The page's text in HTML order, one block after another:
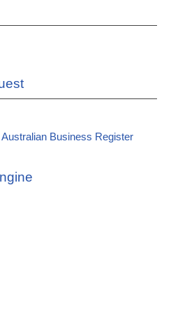
Australian Business Register